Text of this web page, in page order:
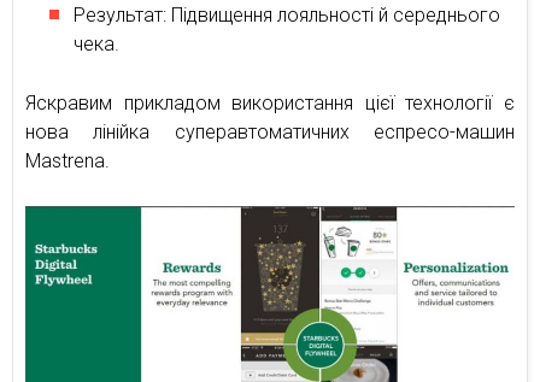
Результат: Підвищення лояльності й середнього
чека.
Яскравим прикладом використання цієї технології є
нова лінійка суперавтоматичних еспресо-машин
Mastrena.